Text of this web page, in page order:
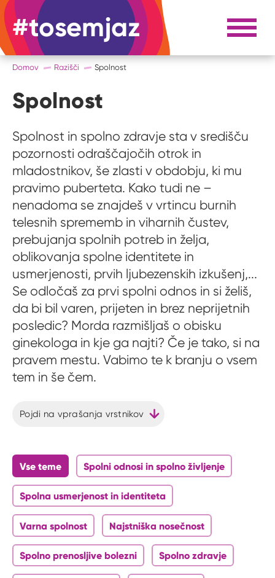
#tosemjaz #to sem jaz Razpri
Domov Razišči Spolnost
Spolnost
Spolnost in spolno zdravje sta v središču
pozornosti odraščajočih otrok in
mladostnikov, še zlasti v obdobju, ki mu
pravimo puberteta. Kako tudi ne –
nenadoma se znajdeš v vrtincu burnih
telesnih sprememb in viharnih čustev,
prebujanja spolnih potreb in želja,
oblikovanja spolne identitete in
usmerjenosti, prvih ljubezenskih izkušenj,...
Se odločaš za prvi spolni odnos in si želiš,
da bi bil varen, prijeten in brez neprijetnih
posledic? Morda razmišljaš o obisku
ginekologa in kje ga najti? Če je tako, si na
pravem mestu. Vabimo te k branju o vsem
tem in še čem.
Pojdi na vprašanja vrstnikov
Vse teme Spolni odnosi in spolno življenje
Spolna usmerjenost in identiteta
Varna spolnost Najstniška nosečnost
Spolno prenosljive bolezni Spolno zdravje